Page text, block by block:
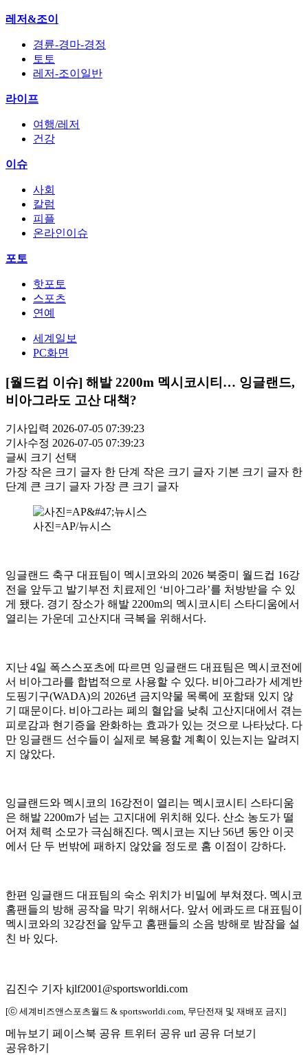
레저&조이
경륜-경마-경정
토토
레저-조이일반
라이프
여행/레저
건강
이슈
사회
칼럼
피플
온라인이슈
포토
핫포토
스포츠
연예
세계일보
PC화면
[월드컵 이슈] 해발 2200m 멕시코시티… 잉글랜드,
비아그라도 고산 대책?
기사입력 2026-07-05 07:39:23
기사수정 2026-07-05 07:39:23
글씨 크기 선택
가장 작은 크기 글자 한 단계 작은 크기 글자 기본 크기 글자 한
단계 큰 크기 글자 가장 큰 크기 글자
사진=AP/뉴시스
잉글랜드 축구 대표팀이 멕시코와의 2026 북중미 월드컵 16강
전을 앞두고 발기부전 치료제인 ‘비아그라’를 처방받을 수 있
게 됐다. 경기 장소가 해발 2200m의 멕시코시티 스타디움에서
열리는 가운데 고산지대 극복을 위해서다.
지난 4일 폭스스포츠에 따르면 잉글랜드 대표팀은 멕시코전에
서 비아그라를 합법적으로 사용할 수 있다. 비아그라가 세계반
도핑기구(WADA)의 2026년 금지약물 목록에 포함돼 있지 않
기 때문이다. 비아그라는 폐의 혈압을 낮춰 고산지대에서 겪는
피로감과 현기증을 완화하는 효과가 있는 것으로 나타났다. 다
만 잉글랜드 선수들이 실제로 복용할 계획이 있는지는 알려지
지 않았다.
잉글랜드와 멕시코의 16강전이 열리는 멕시코시티 스타디움
은 해발 2200m가 넘는 고지대에 위치해 있다. 산소 농도가 떨
어져 체력 소모가 극심해진다. 멕시코는 지난 56년 동안 이곳
에서 단 두 번밖에 패하지 않았을 정도로 홈 이점이 강하다.
한편 잉글랜드 대표팀의 숙소 위치가 비밀에 부쳐졌다. 멕시코
홈팬들의 방해 공작을 막기 위해서다. 앞서 에콰도르 대표팀이
멕시코와의 32강전을 앞두고 홈팬들의 소음 방해로 밤잠을 설
친 바 있다.
김진수 기자 kjlf2001@sportsworldi.com
[ⓒ 세계비즈앤스포츠월드 & sportsworldi.com, 무단전재 및 재배포 금지]
메뉴보기 페이스북 공유 트위터 공유 url 공유 더보기
공유하기